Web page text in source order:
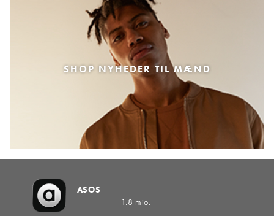
SHOP NYHEDER TIL MÆND
ASOS
1.8 mio.